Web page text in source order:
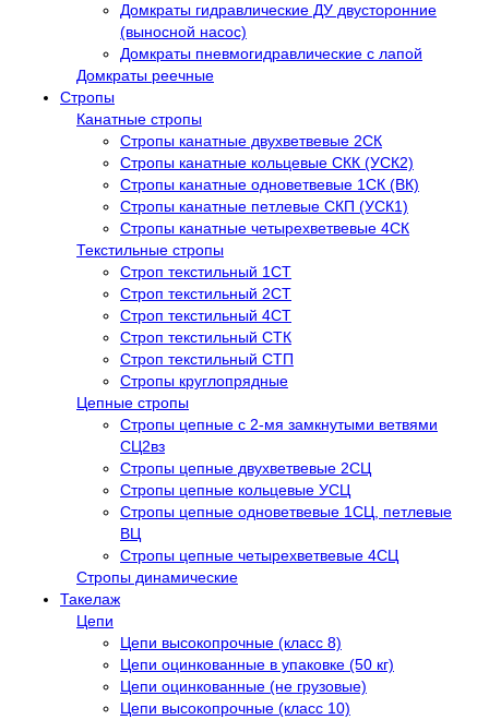
Домкраты гидравлические ДУ двусторонние
(выносной насос)
Домкраты пневмогидравлические с лапой
Домкраты реечные
Стропы
Канатные стропы
Стропы канатные двухветвевые 2СК
Стропы канатные кольцевые СКК (УСК2)
Стропы канатные одноветвевые 1СК (ВК)
Стропы канатные петлевые СКП (УСК1)
Стропы канатные четырехветвевые 4СК
Текстильные стропы
Строп текстильный 1СТ
Строп текстильный 2СТ
Строп текстильный 4СТ
Строп текстильный СТК
Строп текстильный СТП
Стропы круглопрядные
Цепные стропы
Стропы цепные с 2-мя замкнутыми ветвями
СЦ2вз
Стропы цепные двухветвевые 2СЦ
Стропы цепные кольцевые УСЦ
Стропы цепные одноветвевые 1СЦ, петлевые
ВЦ
Стропы цепные четырехветвевые 4СЦ
Стропы динамические
Такелаж
Цепи
Цепи высокопрочные (класс 8)
Цепи оцинкованные в упаковке (50 кг)
Цепи оцинкованные (не грузовые)
Цепи высокопрочные (класс 10)